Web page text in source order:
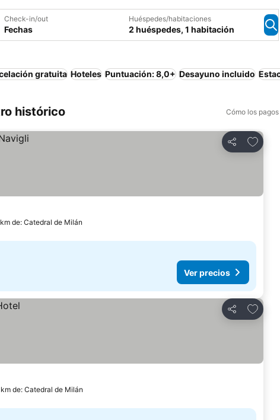
Check-in/out
Fechas
Huéspedes/habitaciones
2 huéspedes, 1 habitación
gratuita Hoteles Puntuación: 8,0+ Desayuno incluido
histórico Cómo los
Compartir
de: Catedral de Milán
Ver precios
Compartir
de: Catedral de Milán